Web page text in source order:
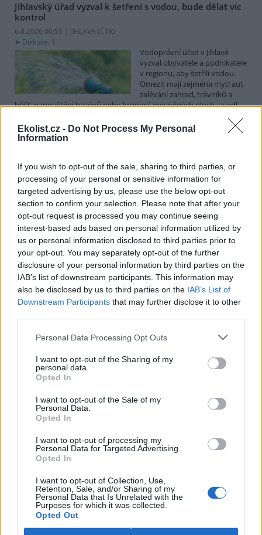
Ekolist.cz - Do Not Process My Personal
Information
If you wish to opt-out of the sale, sharing to third parties, or
processing of your personal or sensitive information for
targeted advertising by us, please use the below opt-out
section to confirm your selection. Please note that after your
opt-out request is processed you may continue seeing
interest-based ads based on personal information utilized by
us or personal information disclosed to third parties prior to
your opt-out. You may separately opt-out of the further
disclosure of your personal information by third parties on the
IAB’s list of downstream participants. This information may
also be disclosed by us to third parties on the IAB’s List of
Downstream Participants that may further disclose it to other
Personal Data Processing Opt Outs
I want to opt-out of the Sharing of my
personal data.
Opted In
I want to opt-out of the Sale of my
Personal Data.
Opted In
I want to opt-out of processing my
Personal Data for Targeted Advertising.
Opted In
I want to opt-out of Collection, Use,
Retention, Sale, and/or Sharing of my
Personal Data that Is Unrelated with the
Purposes for which it was collected.
Opted Out
Jihlavský úřad vyzval k šetření s vodou, bude dělat víc
kontrol
6.8.2026 00:51 | JIHLAVA (ČTK)
Diskuse: 1
Vodoprávní úřad v Jihlavě
vyzval obyvatele a podnikatele
v regionu, aby šetřili vodou.
Omezit mají zejména mytí aut,
zalévání zahrad, trávníků a
hřišť, napouštění bazénů nebo kropení zpevněných ploch, uvedl
kontrolovat povolené odběry. Výzva k šetření vodou platí pro
všechny obce spadající pod Jihlavu jako obec s rozšířenou
Celníci odhalili gang překupníků papoušků, zajistili
stovku ptáků
5.8.2026 20:13 (ČTK)
Celníci odhalili gang
překupníků chráněných druhů
papoušků působící v několika
krajích a zajistili asi stovku
ptáků. S odchytem a
zajištěním zvířat celníkům pomohly zoo v Praze, Zlíně a Ostravě. V
ostravské zahradě také papoušci nalezli dočasné útočiště. V
tiskové zprávě nawebucelníků to oznámila mluvčí Celní správy ČR
Martina Kaňková. Případem se zabývá policie.
Island vyhostí aktivisty bojující proti lovu velryb,
pronásledovali velrybáře
5.8.2026 19:54 (ČTK)
Islandské úřady nařídily
poté, co minulý týden
pobřežní stráž s policií zabavily
jejich loď, která pronásledovala velrybářské plavidlo. Pasažéři lodi
Watsona jsou od té doby zadržováni v Reykjavíku. Sám Watson na
palubě nebyl. Píše o tom agentura AFP s odvoláním na islandskou
Záchranná stanice v Praze přijímá kvůli vedrům více
volně žijících zvířat
5.8.2026 17:40 | PRAHA (
Kvůli vysokým letním